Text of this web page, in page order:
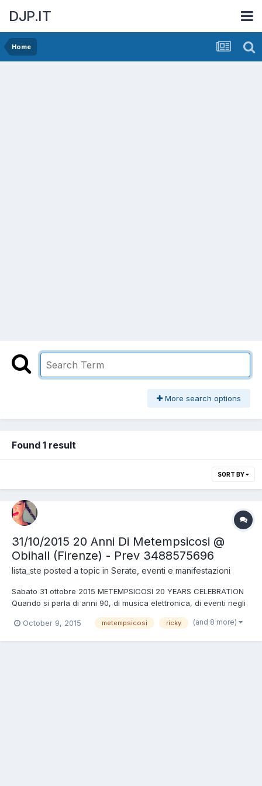
DJP.IT
Home
More search options
Found 1 result
SORT BY
31/10/2015 20 Anni Di Metempsicosi @
Obihall (Firenze) - Prev 3488575696
lista_ste posted a topic in Serate, eventi e manifestazioni
Sabato 31 ottobre 2015 METEMPSICOSI 20 YEARS CELEBRATION
Quando si parla di anni 90, di musica elettronica, di eventi negli
longevo della musica dancefloor della storia italiana…
October 9, 2015 metempsicosi ricky (and 8 more)